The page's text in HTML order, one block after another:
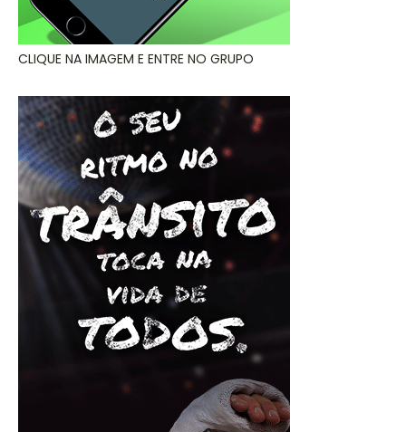
CLIQUE NA IMAGEM E ENTRE NO GRUPO